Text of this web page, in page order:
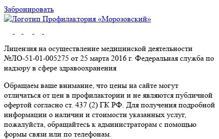
Забронировать
Лицензия на осуществление медицинской деятельности
№ЛО-51-01-005275 от 25 марта 2016 г. Федеральная служба по
надзору в сфере здравоохранения
Обращаем ваше внимание, что цены на сайте могут
отличаться от цен в профилактории и не являются публичной
офертой согласно ст. 437 (2) ГК РФ. Для получения подробной
информации о наличии и стоимости указанных услуг,
пожалуйста, обращайтесь к администраторам с помощью
формы связи или по телефонам.